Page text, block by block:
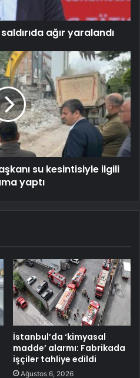
ağır yaralandı
su kesintisiyle ilgili
yaptı
İstanbul’da ‘kimyasal
madde’ alarmı: Fabrikada
işçiler tahliye edildi
Ağustos 6, 2026